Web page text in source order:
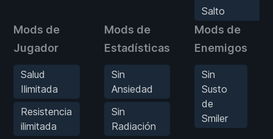
Salto
Mods de
Jugador
Salud
Ilimitada
Resistencia
ilimitada
Mods de
Estadísticas
Sin
Ansiedad
Sin
Radiación
Mods de
Enemigos
Sin
Susto
de
Smiler